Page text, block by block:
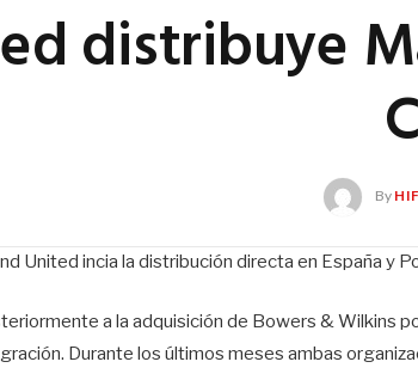
distribuye
By
United incia la distribución directa en España y
a la adquisición de Bowers & Wilkins
Durante los últimos meses ambas